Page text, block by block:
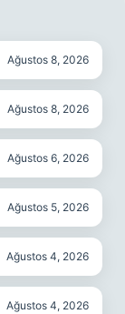
Ağustos 8, 2026
Ağustos 8, 2026
Ağustos 6, 2026
Ağustos 5, 2026
Ağustos 4, 2026
Ağustos 4, 2026